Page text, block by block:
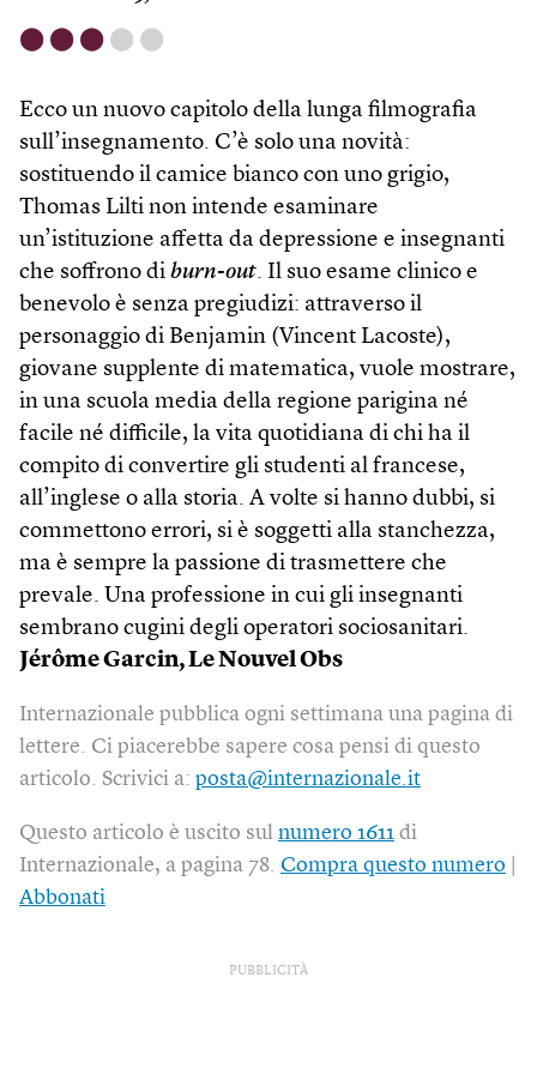
⬤ ⬤ ⬤ ⬤ ⬤
Ecco un nuovo capitolo della lunga filmografia
sull’insegnamento. C’è solo una novità:
sostituendo il camice bianco con uno grigio,
Thomas Lilti non intende esaminare
un’istituzione affetta da depressione e insegnanti
che soffrono di burn-out. Il suo esame clinico e
benevolo è senza pregiudizi: attraverso il
personaggio di Benjamin (Vincent Lacoste),
giovane supplente di matematica, vuole mostrare,
in una scuola media della regione parigina né
facile né difficile, la vita quotidiana di chi ha il
compito di convertire gli studenti al francese,
all’inglese o alla storia. A volte si hanno dubbi, si
commettono errori, si è soggetti alla stanchezza,
ma è sempre la passione di trasmettere che
prevale. Una professione in cui gli insegnanti
sembrano cugini degli operatori sociosanitari.
Jérôme Garcin, Le Nouvel Obs
Internazionale pubblica ogni settimana una pagina di
lettere. Ci piacerebbe sapere cosa pensi di questo
articolo. Scrivici a: posta@internazionale.it
Questo articolo è uscito sul numero 1611 di
Internazionale, a pagina 78. Compra questo numero
Abbonati
PUBBLICITÀ